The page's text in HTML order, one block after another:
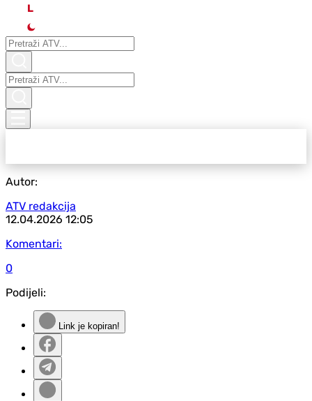
L
Autor:
ATV redakcija
12.04.2026 12:05
Komentari:
0
Podijeli:
Link je kopiran!